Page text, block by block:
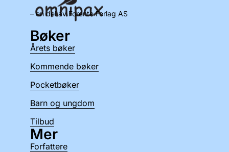
– en del av Forente Forlag AS
Bøker
Årets bøker
Kommende bøker
Pocketbøker
Barn og ungdom
Tilbud
Mer
Forfattere